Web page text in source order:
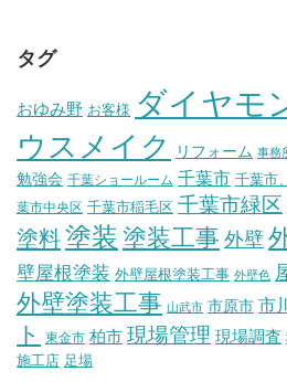
タグ
おゆみ野 お客様 ダイヤモ
ウスメイク
リフォーム 事務
勉強会 千葉ショールーム 千葉市 千葉市
葉市中央区 千葉市稲毛区 千葉市緑区
塗料塗装 塗装工事 外壁
壁屋根塗装 外壁屋根塗装工事 外壁色
外壁塗装工事 山武市 市原市 市
ト
東金市 柏市 現場管理 現場調査
施工店 足場